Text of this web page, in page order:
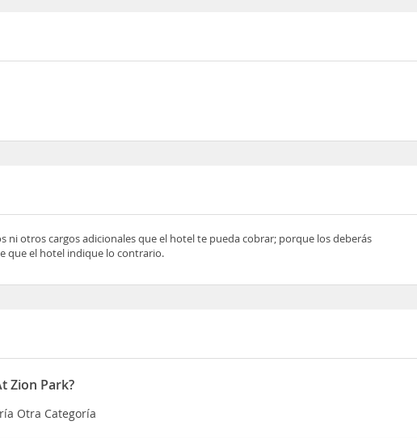
ni otros cargos adicionales que el hotel te pueda cobrar; porque los deberás
que el hotel indique lo contrario.
Zion Park?
Otra Categoría